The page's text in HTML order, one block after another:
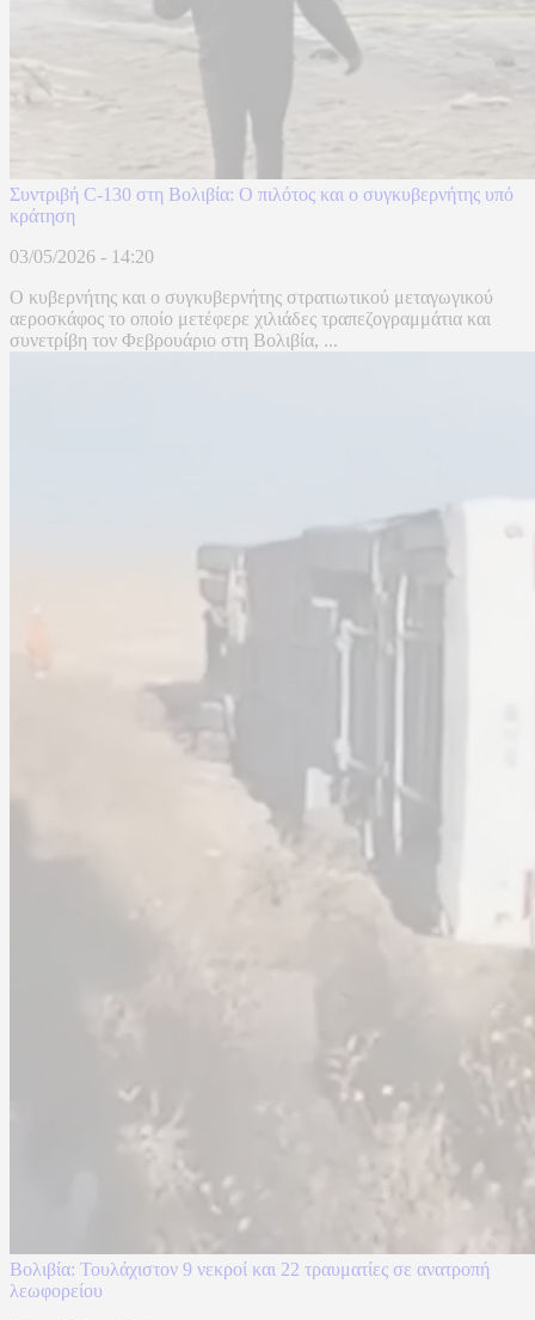
Συντριβή C-130 στη Βολιβία: Ο πιλότος και ο συγκυβερνήτης υπό
κράτηση
03/05/2026 - 14:20
Ο κυβερνήτης και ο συγκυβερνήτης στρατιωτικού μεταγωγικού
αεροσκάφος το οποίο μετέφερε χιλιάδες τραπεζογραμμάτια και
συνετρίβη τον Φεβρουάριο στη Βολιβία, ...
Βολιβία: Τουλάχιστον 9 νεκροί και 22 τραυματίες σε ανατροπή
λεωφορείου